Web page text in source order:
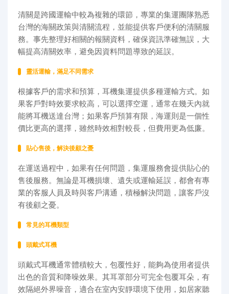
清關是跨國運輸中較為複雜的環節，專業的集運團隊熟悉
台灣的海關政策與清關流程，並能提供客戶便利的清關服
務。事先整理好相關的報關資料，確保資訊準確無誤，大
幅提高清關效率，避免因資料問題導致的延誤。
靈活運輸，滿足不同需求
根據客戶的需求和預算，耳機集運提供多種運輸方式。如
果客戶對時效要求較高，可以選擇空運，通常在幾天內就
能將耳機送達台灣；如果客戶預算有限，海運則是一個性
價比更高的選擇，雖然時效相對較長，但費用更為低廉。
貼心售後，解決後顧之憂
在運送過程中，如果有任何問題，集運服務會提供貼心的
售後服務。無論是耳機損壞、遺失或運輸延誤，都會有專
業的客服人員及時與客戶溝通，積極解決問題，讓客戶沒
有後顧之憂。
常見的耳機類型
頭戴式耳機
頭戴式耳機通常體積較大，包覆性好，能夠為使用者提供
出色的音質和降噪效果。其耳罩部分可完全包覆耳朵，有
效隔絕外界噪音，適合在室內安靜環境下使用，如居家聽